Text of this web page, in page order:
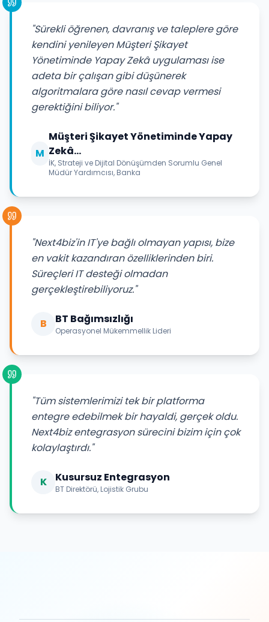
"Sürekli öğrenen, davranış ve taleplere göre
kendini yenileyen Müşteri Şikayet
Yönetiminde Yapay Zekâ uygulaması ise
adeta bir çalışan gibi düşünerek
algoritmalara göre nasıl cevap vermesi
gerektiğini biliyor."
M
Müşteri Şikayet Yönetiminde Yapay
Zekâ...
İK, Strateji ve Dijital Dönüşümden Sorumlu Genel
Müdür Yardımcısı, Banka
"Next4biz'in IT'ye bağlı olmayan yapısı, bize
en vakit kazandıran özelliklerinden biri.
Süreçleri IT desteği olmadan
gerçekleştirebiliyoruz."
B BT Bağımsızlığı
Operasyonel Mükemmellik Lideri
"Tüm sistemlerimizi tek bir platforma
entegre edebilmek bir hayaldi, gerçek oldu.
Next4biz entegrasyon sürecini bizim için çok
kolaylaştırdı."
K Kusursuz Entegrasyon
BT Direktörü, Lojistik Grubu